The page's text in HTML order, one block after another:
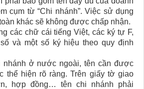
cụm từ “Chi nhánh”. Việc sử dụng
khác sẽ không được chấp nhận.
các chữ cái tiếng Việt, các ký tự F,
và một số ký hiệu theo quy định
nhánh ở nước ngoài, tên cần được
thể hiện rõ ràng. Trên giấy tờ giao
hợp đồng… tên chi nhánh phải